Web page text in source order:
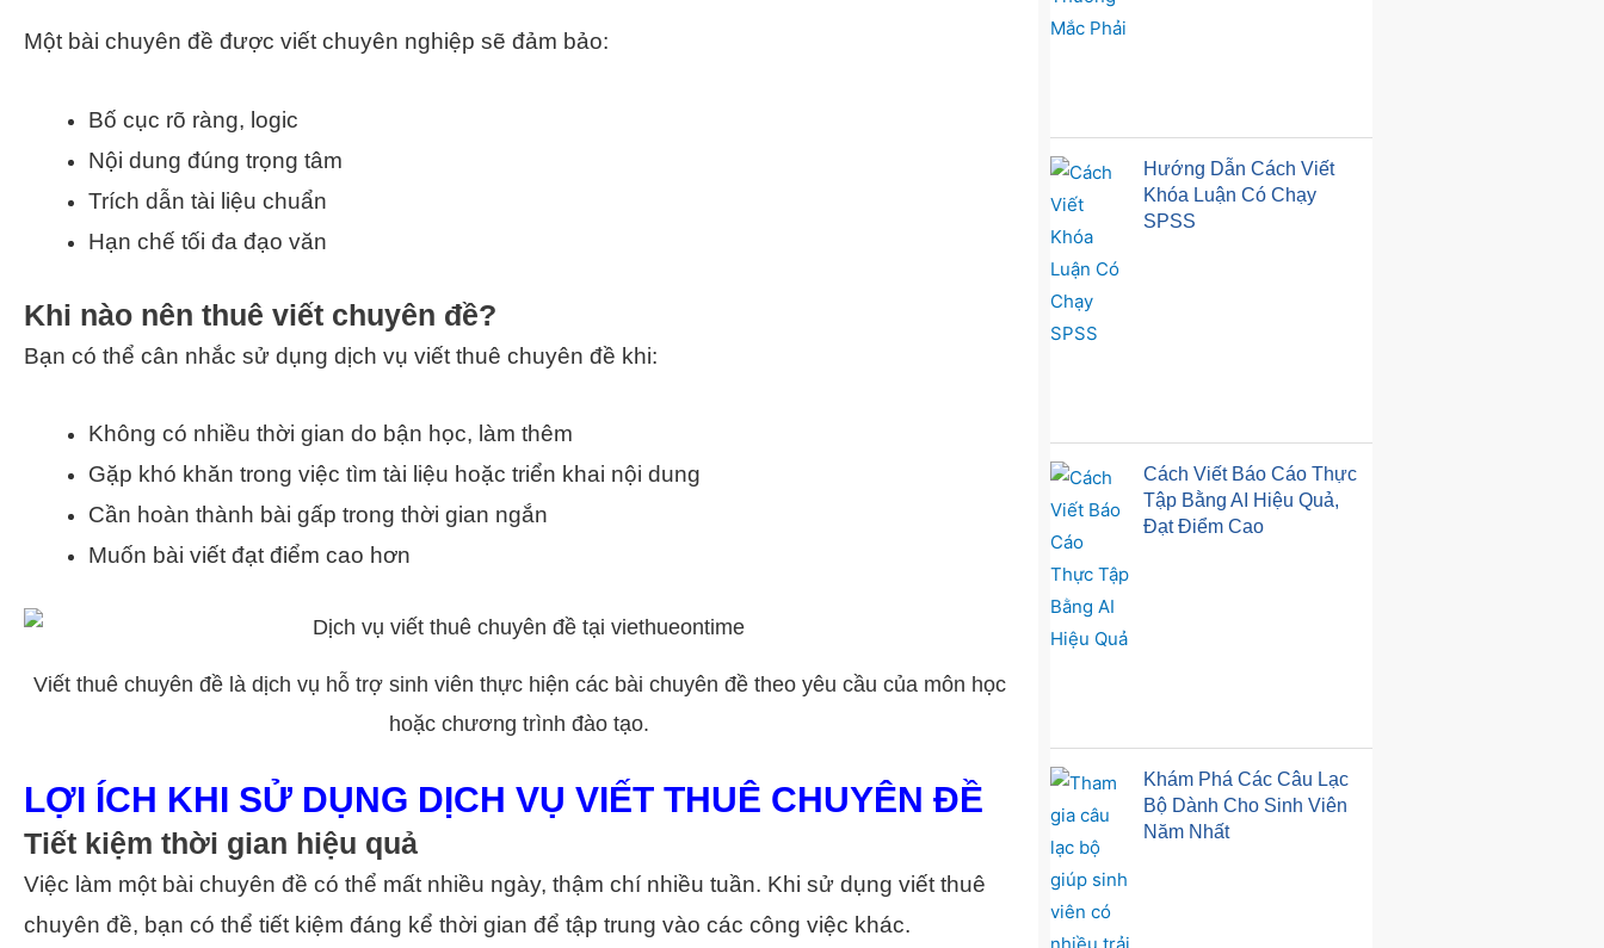
Một bài chuyên đề được viết chuyên nghiệp sẽ đảm bảo:
Bố cục rõ ràng, logic
Nội dung đúng trọng tâm
Trích dẫn tài liệu chuẩn
Hạn chế tối đa đạo văn
Khi nào nên thuê viết chuyên đề?
Bạn có thể cân nhắc sử dụng dịch vụ viết thuê chuyên đề khi:
Không có nhiều thời gian do bận học, làm thêm
Gặp khó khăn trong việc tìm tài liệu hoặc triển khai nội dung
Cần hoàn thành bài gấp trong thời gian ngắn
Muốn bài viết đạt điểm cao hơn
Viết thuê chuyên đề là dịch vụ hỗ trợ sinh viên thực hiện các bài chuyên đề theo yêu cầu của môn học
hoặc chương trình đào tạo.
LỢI ÍCH KHI SỬ DỤNG DỊCH VỤ VIẾT THUÊ CHUYÊN ĐỀ
Tiết kiệm thời gian hiệu quả
Việc làm một bài chuyên đề có thể mất nhiều ngày, thậm chí nhiều tuần. Khi sử dụng viết thuê
chuyên đề, bạn có thể tiết kiệm đáng kể thời gian để tập trung vào các công việc khác.
Hướng Dẫn Cách Viết
Khóa Luận Có Chạy
SPSS
Cách Viết Báo Cáo Thực
Tập Bằng AI Hiệu Quả,
Đạt Điểm Cao
Khám Phá Các Câu Lạc
Bộ Dành Cho Sinh Viên
Năm Nhất